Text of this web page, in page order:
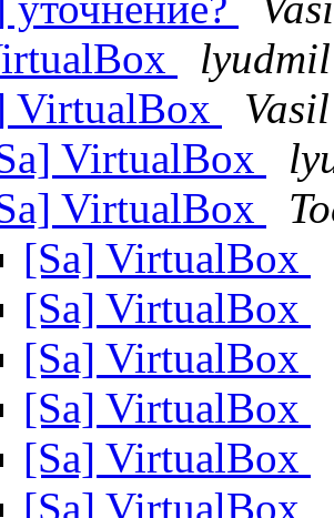
VirtualBox
VirtualBox
VirtualBox
[Sa] VirtualBox
[Sa] VirtualBox
[Sa] VirtualBox
[Sa] VirtualBox
[Sa] VirtualBox
[Sa] VirtualBox